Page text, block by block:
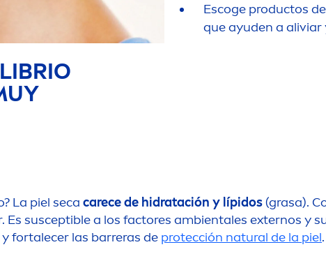
Escoge productos
que ayuden a aliviar
La piel seca carece de hidratación y lípidos(grasa).
Es susceptible a los factores ambientales externos y
fortalecer las barreras de protección natural de la piel.